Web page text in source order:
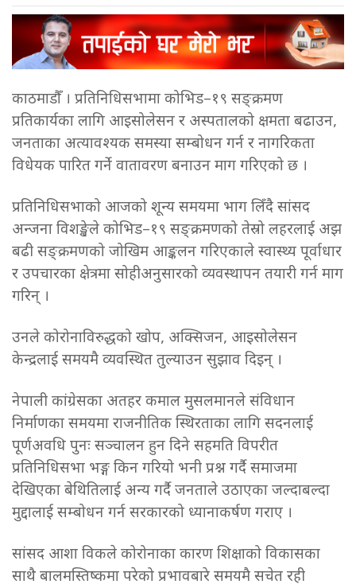
काठमाडौँ । प्रतिनिधिसभामा कोभिड–१९ सङ्क्रमण
प्रतिकार्यका लागि आइसोलेसन र अस्पतालको क्षमता बढाउन,
जनताका अत्यावश्यक समस्या सम्बोधन गर्न र नागरिकता
विधेयक पारित गर्ने वातावरण बनाउन माग गरिएको छ ।
प्रतिनिधिसभाको आजको शून्य समयमा भाग लिँदै सांसद
अन्जना विशङ्खेले कोभिड–१९ सङ्क्रमणको तेस्रो लहरलाई अझ
बढी सङ्क्रमणको जोखिम आङ्कलन गरिएकाले स्वास्थ्य पूर्वाधार
र उपचारका क्षेत्रमा सोहीअनुसारको व्यवस्थापन तयारी गर्न माग
गरिन् ।
उनले कोरोनाविरुद्धको खोप, अक्सिजन, आइसोलेसन
केन्द्रलाई समयमै व्यवस्थित तुल्याउन सुझाव दिइन् ।
नेपाली कांग्रेसका अतहर कमाल मुसलमानले संविधान
निर्माणका समयमा राजनीतिक स्थिरताका लागि सदनलाई
पूर्णअवधि पुनः सञ्चालन हुन दिने सहमति विपरीत
प्रतिनिधिसभा भङ्ग किन गरियो भनी प्रश्न गर्दै समाजमा
देखिएका बेथितिलाई अन्य गर्दै जनताले उठाएका जल्दाबल्दा
मुद्दालाई सम्बोधन गर्न सरकारको ध्यानाकर्षण गराए ।
सांसद आशा विकले कोरोनाका कारण शिक्षाको विकासका
साथै बालमस्तिष्कमा परेको प्रभावबारे समयमै सचेत रही